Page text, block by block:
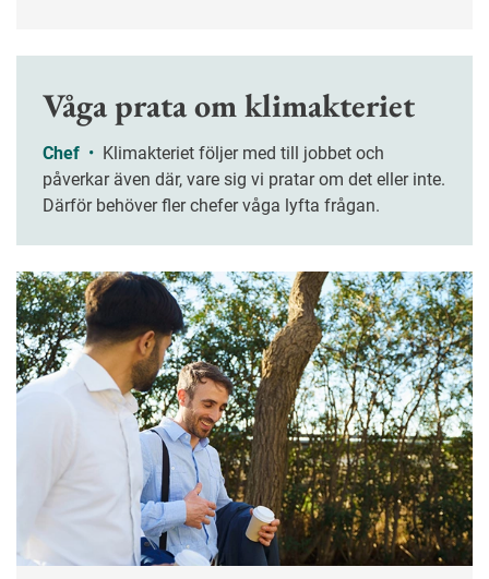
Våga prata om klimakteriet
Chef •
påverkar även där, vare sig vi pratar om det eller inte.
Därför behöver fler chefer våga lyfta frågan.